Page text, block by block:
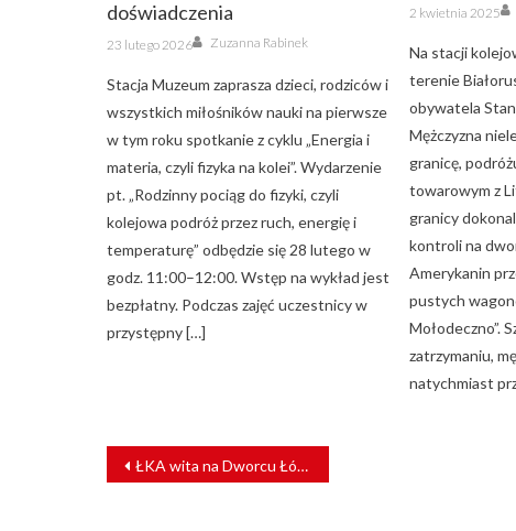
doświadczenia
Posted
on
23 lutego 2026 Author
Zuzanna Rabinek
Stacja Muzeum zaprasza dzieci, rodziców i
wszystkich miłośników nauki na pierwsze
w tym roku spotkanie z cyklu „Energia i
materia, czyli fizyka na kolei”. Wydarzenie
pt. „Rodzinny pociąg do fizyki, czyli
kolejowa podróż przez ruch, energię i
temperaturę” odbędzie się 28 lutego w
godz. 11:00–12:00. Wstęp na wykład jest
bezpłatny. Podczas zajęć uczestnicy w
przystępny […]
Posted
on
2 kwietnia 2025
Na stacji
terenie
obywatela
Mężczyzna
granicę,
towarowym z
granicy
kontroli na
Amerykanin
pustych
Mołodeczno”.
zatrzymaniu,
natychmiast
NAWIGACJA
WPISU
ŁKA wita na Dworcu Łódź Fabryczna